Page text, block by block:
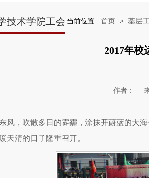
技术学院工会 当前位置: 首页 > 基层
2017年校
作者：
风，吹散多日的雾霾，涂抹开蔚蓝的大
天清的日子隆重召开。